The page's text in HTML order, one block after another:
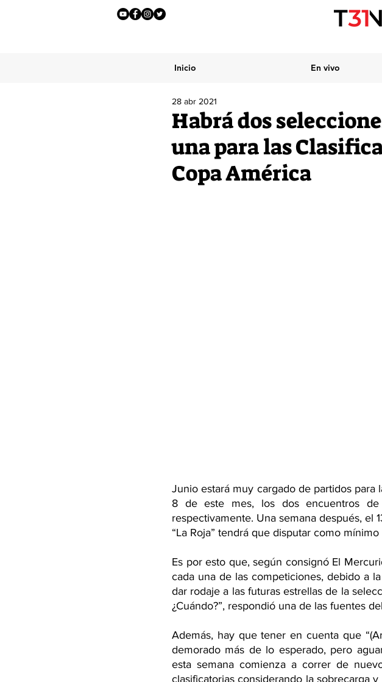
Inicio En vivo
Habrá dos
una para las
Copa América
28 abr 2021
Junio estará muy cargado de partidos
8 de este mes, los dos encuentros
respectivamente. Una semana después, el
“La Roja” tendrá que disputar como
Es por esto que, según consignó El
cada una de las competiciones, debido a
dar rodaje a las futuras estrellas de la
¿Cuándo?”, respondió una de las fuentes
Además, hay que tener en cuenta que
demorado más de lo esperado, pero
esta semana comienza a correr de
clasificatorias considerando la sobrecarga